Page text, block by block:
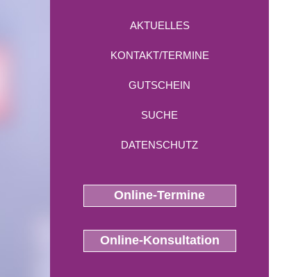
AKTUELLES
KONTAKT/TERMINE
GUTSCHEIN
SUCHE
DATENSCHUTZ
Online-Termine
Online-Konsultation